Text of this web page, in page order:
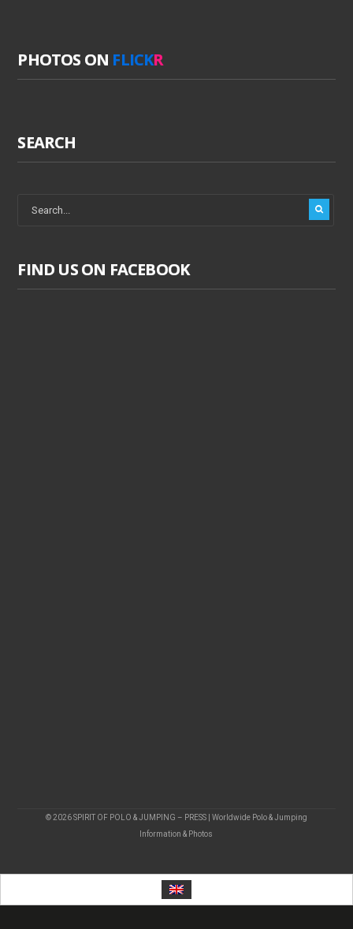
PHOTOS ON FLICKR
SEARCH
FIND US ON FACEBOOK
© 2026 SPIRIT OF POLO & JUMPING – PRESS | Worldwide Polo & Jumping
Information & Photos